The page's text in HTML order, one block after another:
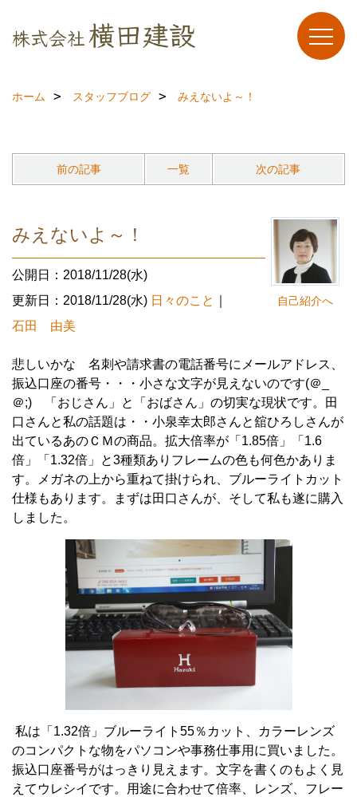
ホーム スタッフブログ みえないよ～！
前の記事 一覧 次の記事
自己紹介へ
みえないよ～！
公開日：2018/11/28(水)
更新日：2018/11/28(水) 日々のこと
石田 由美
悲しいかな 名刺や請求書の電話番号にメールアドレス、
振込口座の番号・・・小さな文字が見えないのです(＠_
＠;) 「おじさん」と「おばさん」の切実な現状です。田
口さんと私の話題は・・小泉幸太郎さんと舘ひろしさんが
出ているあのＣＭの商品。拡大倍率が「1.85倍」「1.6
倍」「1.32倍」と3種類ありフレームの色も何色かありま
す。メガネの上から重ねて掛けられ、ブルーライトカット
仕様もあります。まずは田口さんが、そして私も遂に購入
しました。
私は「1.32倍」ブルーライト55％カット、カラーレンズ
のコンパクトな物をパソコンや事務仕事用に買いました。
振込口座番号がはっきり見えます。文字を書くのもよく見
えてウレシイです。用途に合わせて倍率、レンズ、フレー